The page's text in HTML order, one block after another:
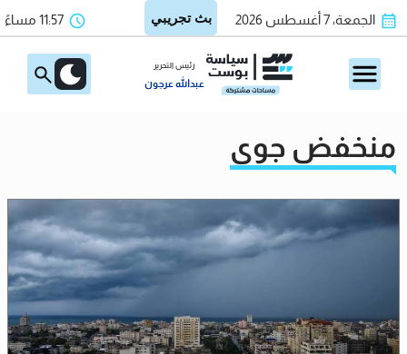
الجمعة، 7 أغسطس 2026 11:57 مساءً
رئيس التحرير
عبدالله عرجون
منخفض جوي